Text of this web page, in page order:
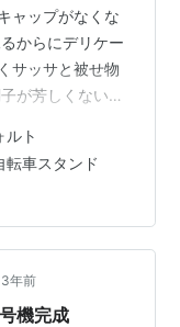
ャップがなくな
からにデリケー
サッサと被せ物
が芳しくない
使えるか
ンの自転車売り
は意外とホムセ
った...がアルミ
シュワルベのチ
プがプラ…
ルト
転車スタンド
3年前
機完成